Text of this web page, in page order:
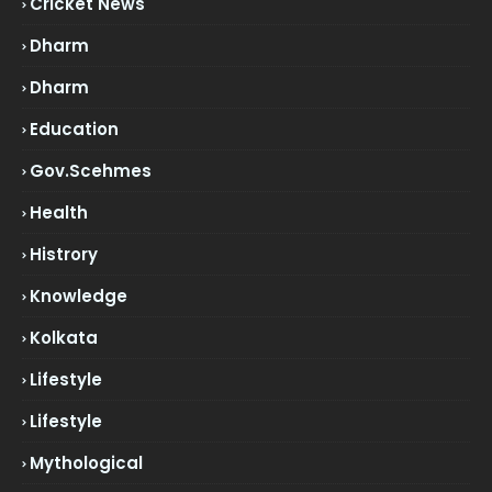
Dharm
Dharm
Education
Gov.scehmes
Health
Histrory
Knowledge
Kolkata
Lifestyle
Lifestyle
Mythological